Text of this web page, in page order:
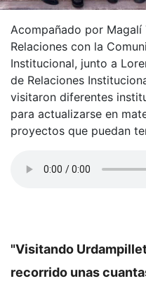
Acompañado por Magalí
Relaciones con la
Institucional, junto a
de Relaciones
visitaron diferentes
para actualizarse en
proyectos que puedan
"Visitando
recorrido unas